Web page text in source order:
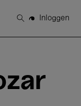
Zoeken
Inloggen